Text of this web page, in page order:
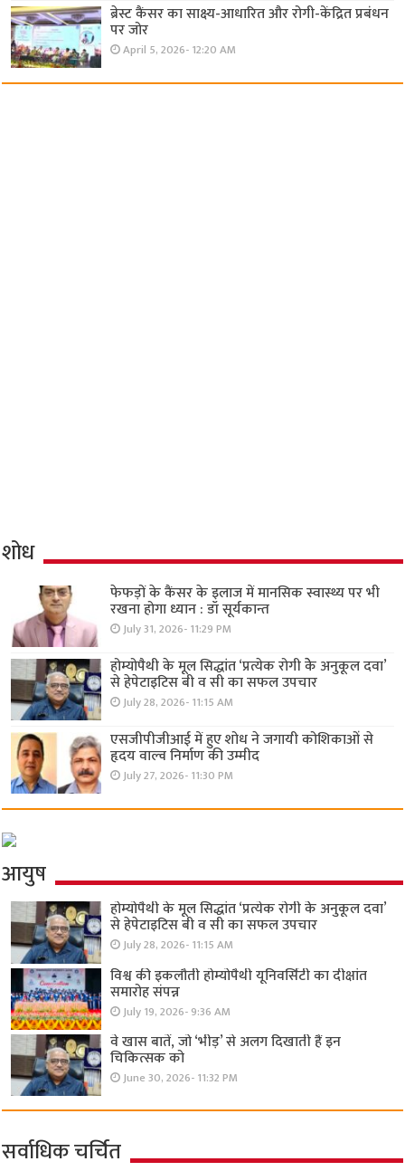
ब्रेस्ट कैंसर का साक्ष्य-आधारित और रोगी-केंद्रित प्रबंधन
पर जोर
April 5, 2026- 12:20 AM
शोध
फेफड़ों के कैंसर के इलाज में मानसिक स्वास्थ्य पर भी
रखना होगा ध्यान : डॉ सूर्यकान्त
July 31, 2026- 11:29 PM
होम्योपैथी के मूल सिद्धांत ‘प्रत्येक रोगी केे अनुकूल दवा’
से हेपेटाइटिस बी व सी का सफल उपचार
July 28, 2026- 11:15 AM
एसजीपीजीआई में हुए शोध ने जगायी कोशिकाओं से
हृदय वाल्व निर्माण की उम्मीद
July 27, 2026- 11:30 PM
आयुष
होम्योपैथी के मूल सिद्धांत ‘प्रत्येक रोगी केे अनुकूल दवा’
से हेपेटाइटिस बी व सी का सफल उपचार
July 28, 2026- 11:15 AM
विश्व की इकलौती होम्योपैथी यूनिवर्सिटी का दीक्षांत
समारोह संपन्न
July 19, 2026- 9:36 AM
वे खास बातें, जो ‘भीड़’ से अलग दिखाती हैं इन
चिकित्सक को
June 30, 2026- 11:32 PM
सर्वाधिक चर्चित